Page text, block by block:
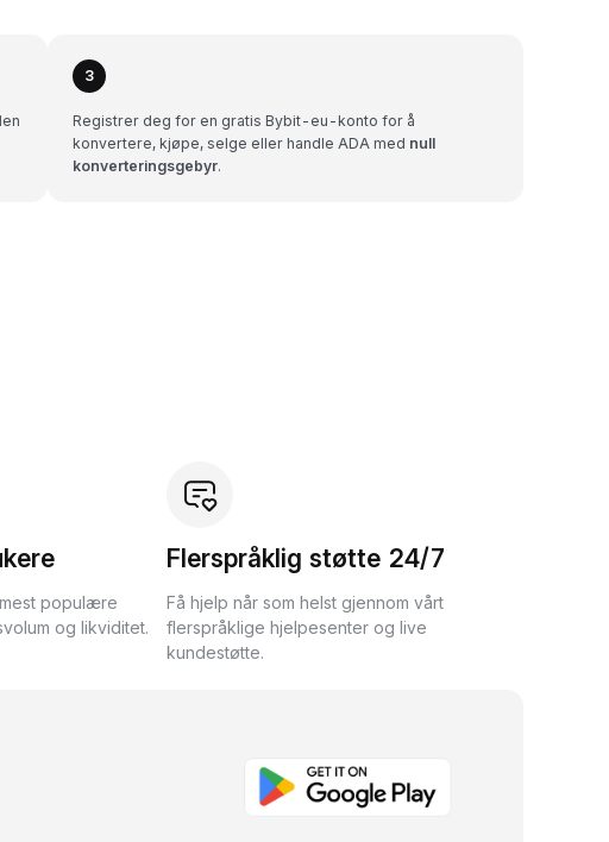
3
Registrer deg for en gratis Bybit-eu-konto for å
konvertere, kjøpe, selge eller handle ADA med null
konverteringsgebyr.
populære
og likviditet.
Flerspråklig støtte 24/7
Få hjelp når som helst gjennom vårt
flerspråklige hjelpesenter og live
kundestøtte.